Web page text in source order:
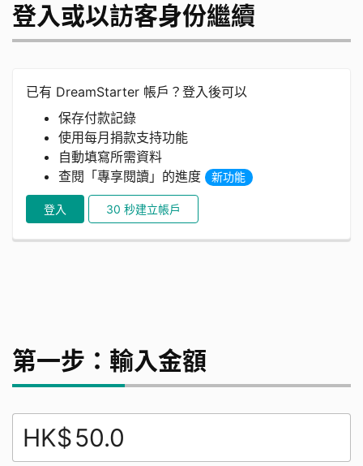
登入或以訪客身份繼續
已有 DreamStarter 帳戶？登入後可以
保存付款記錄
使用每月捐款支持功能
自動填寫所需資料
查閱「專享閱讀」的進度
新功能
登入 30 秒建立帳戶
第一步：輸入金額
HK$